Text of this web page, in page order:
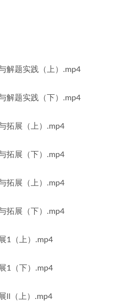
解题实践（上）.mp4
解题实践（下）.mp4
拓展（上）.mp4
拓展（下）.mp4
拓展（上）.mp4
拓展（下）.mp4
1（上）.mp4
1（下）.mp4
ll（上）.mp4